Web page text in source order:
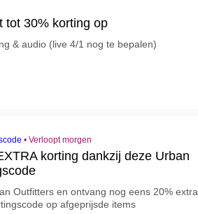
tot 30% korting op
& audio (live 4/1 nog te bepalen)
• Verloopt morgen
korting dankzij deze Urban
Outfitters en ontvang nog eens 20% extra
op afgeprijsde items